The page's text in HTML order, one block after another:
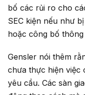
bố các rủi ro cho
SEC kiện nếu như
hoặc công bố
Gensler nói thêm
chưa thực hiện việc
yêu cầu. Các sàn